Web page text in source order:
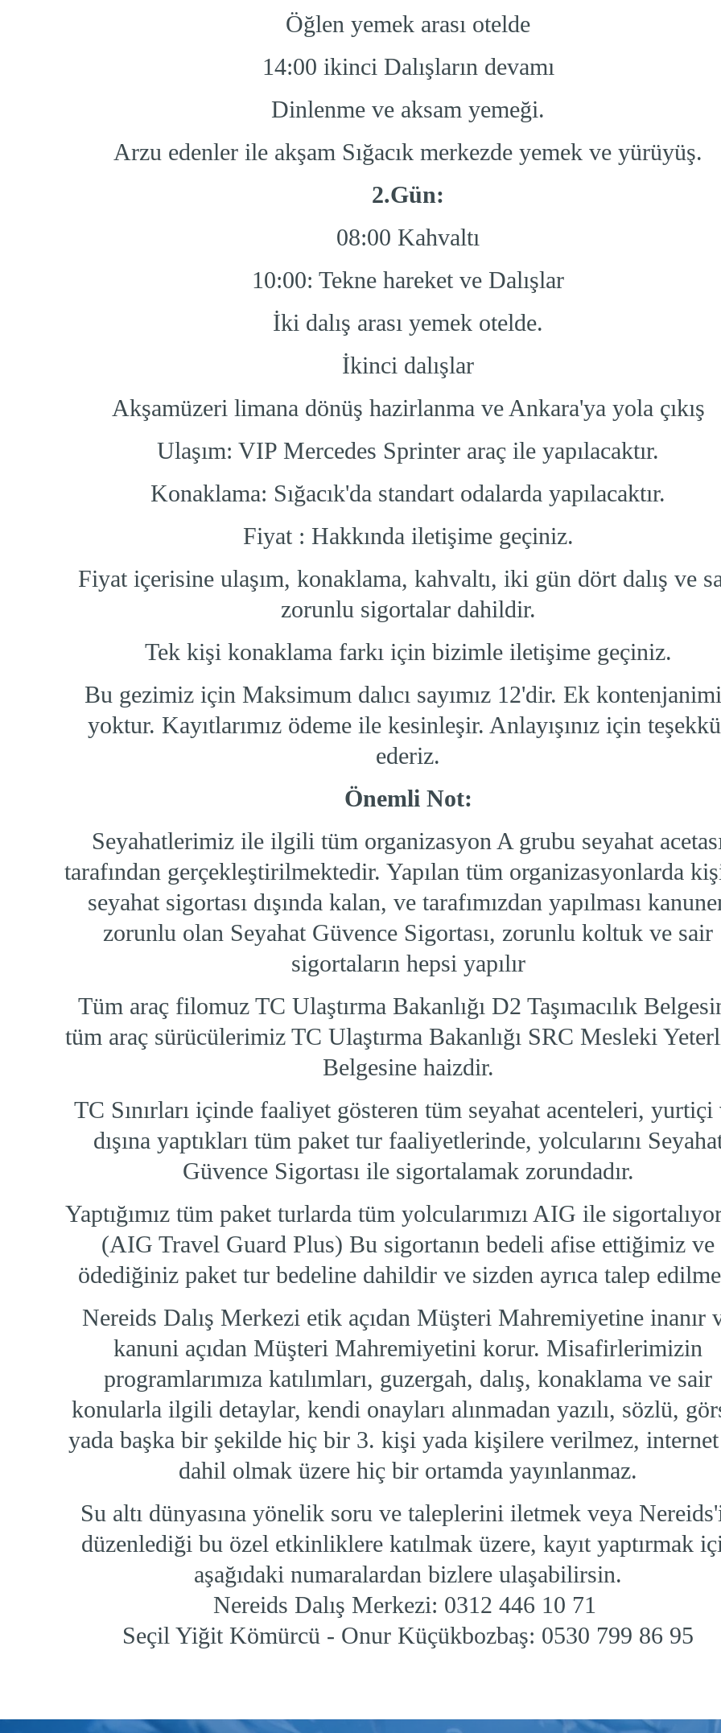
Öğlen yemek arası otelde
14:00 ikinci Dalışların devamı
Dinlenme ve aksam yemeği.
Arzu edenler ile akşam Sığacık merkezde yemek ve yürüyüş.
2.Gün:
08:00 Kahvaltı
10:00: Tekne hareket ve Dalışlar
İki dalış arası yemek otelde.
İkinci dalışlar
Akşamüzeri limana dönüş hazirlanma ve Ankara'ya yola çıkış
Ulaşım: VIP Mercedes Sprinter araç ile yapılacaktır.
Konaklama: Sığacık'da standart odalarda yapılacaktır.
Fiyat : Hakkında iletişime geçiniz.
Fiyat içerisine ulaşım, konaklama, kahvaltı, iki gün dört dalış ve
zorunlu sigortalar dahildir.
Tek kişi konaklama farkı için bizimle iletişime geçiniz.
Bu gezimiz için Maksimum dalıcı sayımız 12'dir. Ek
yoktur. Kayıtlarımız ödeme ile kesinleşir. Anlayışınız için
ederiz.
Önemli Not:
Seyahatlerimiz ile ilgili tüm organizasyon A grubu seyahat
tarafından gerçekleştirilmektedir. Yapılan tüm organizasyonlarda
seyahat sigortası dışında kalan, ve tarafımızdan yapılması
zorunlu olan Seyahat Güvence Sigortası, zorunlu koltuk ve sair
sigortaların hepsi yapılır
Tüm araç filomuz TC Ulaştırma Bakanlığı D2 Taşımacılık
tüm araç sürücülerimiz TC Ulaştırma Bakanlığı SRC Mesleki
Belgesine haizdir.
TC Sınırları içinde faaliyet gösteren tüm seyahat acenteleri, yurtiçi
dışına yaptıkları tüm paket tur faaliyetlerinde, yolcularını
Güvence Sigortası ile sigortalamak zorundadır.
Yaptığımız tüm paket turlarda tüm yolcularımızı AIG ile
(AIG Travel Guard Plus) Bu sigortanın bedeli afise ettiğimiz ve
ödediğiniz paket tur bedeline dahildir ve sizden ayrıca talep
Nereids Dalış Merkezi etik açıdan Müşteri Mahremiyetine inanır
kanuni açıdan Müşteri Mahremiyetini korur. Misafirlerimizin
programlarımıza katılımları, guzergah, dalış, konaklama ve sair
konularla ilgili detaylar, kendi onayları alınmadan yazılı, sözlü,
yada başka bir şekilde hiç bir 3. kişi yada kişilere verilmez,
dahil olmak üzere hiç bir ortamda yayınlanmaz.
Su altı dünyasına yönelik soru ve taleplerini iletmek veya
düzenlediği bu özel etkinliklere katılmak üzere, kayıt yaptırmak
aşağıdaki numaralardan bizlere ulaşabilirsin.
Nereids Dalış Merkezi: 0312 446 10 71
Seçil Yiğit Kömürcü - Onur Küçükbozbaş: 0530 799 86 95